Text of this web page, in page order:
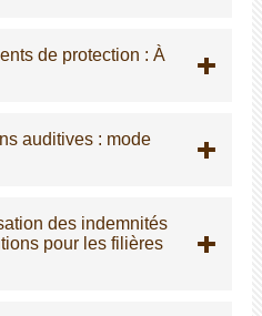
de protection : À
auditives : mode
des indemnités
pour les filières